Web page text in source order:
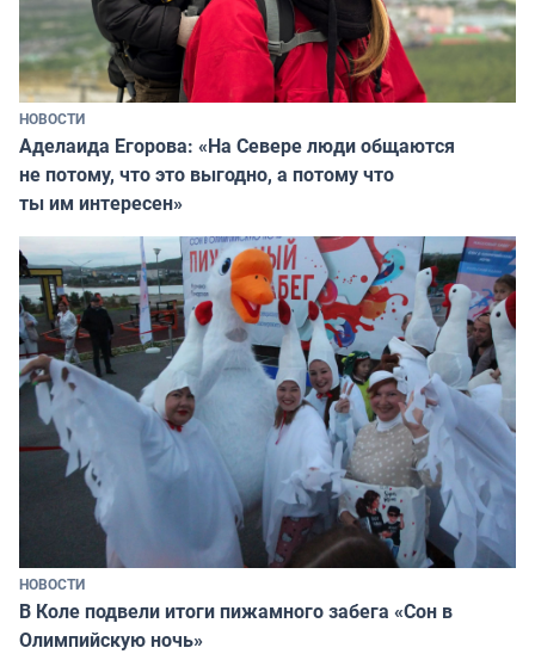
НОВОСТИ
Аделаида Егорова: «На Севере люди общаются
не потому, что это выгодно, а потому что
ты им интересен»
НОВОСТИ
В Коле подвели итоги пижамного забега «Сон в
Олимпийскую ночь»